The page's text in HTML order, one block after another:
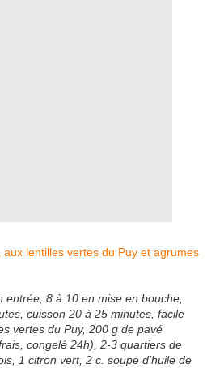
entrée, 8 à 10 en mise en bouche,
cuisson 20 à 25 minutes, facile
vertes du Puy, 200 g de pavé
congelé 24h), 2-3 quartiers de
1 citron vert, 2 c. soupe d'huile de